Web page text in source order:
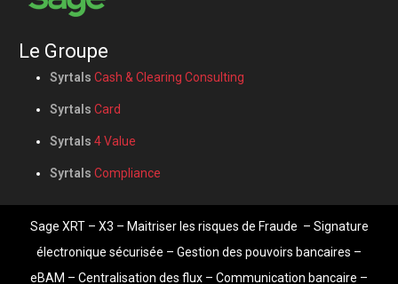
Le Groupe
Syrtals Cash & Clearing Consulting
Syrtals Card
Syrtals 4 Value
Syrtals Compliance
Sage XRT– X3 – Maitriser les risques de Fraude – Signature
électronique sécurisée – Gestion des pouvoirs bancaires –
eBAM – Centralisation des flux – Communication bancaire –